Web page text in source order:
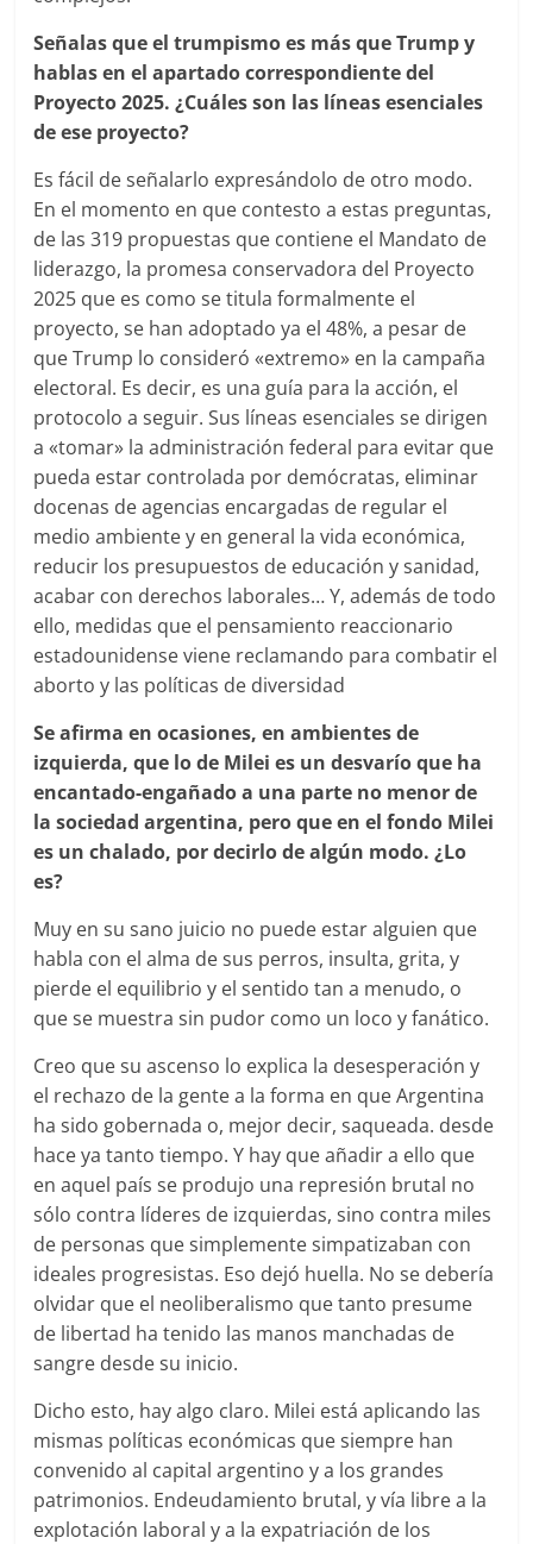
Señalas que el trumpismo es más que Trump y
hablas en el apartado correspondiente del
Proyecto 2025. ¿Cuáles son las líneas esenciales
de ese proyecto?
Es fácil de señalarlo expresándolo de otro modo.
En el momento en que contesto a estas preguntas,
de las 319 propuestas que contiene el Mandato de
liderazgo, la promesa conservadora del Proyecto
2025 que es como se titula formalmente el
proyecto, se han adoptado ya el 48%, a pesar de
que Trump lo consideró «extremo» en la campaña
electoral. Es decir, es una guía para la acción, el
protocolo a seguir. Sus líneas esenciales se dirigen
a «tomar» la administración federal para evitar que
pueda estar controlada por demócratas, eliminar
docenas de agencias encargadas de regular el
medio ambiente y en general la vida económica,
reducir los presupuestos de educación y sanidad,
acabar con derechos laborales… Y, además de todo
ello, medidas que el pensamiento reaccionario
estadounidense viene reclamando para combatir el
aborto y las políticas de diversidad
Se afirma en ocasiones, en ambientes de
izquierda, que lo de Milei es un desvarío que ha
encantado-engañado a una parte no menor de
la sociedad argentina, pero que en el fondo Milei
es un chalado, por decirlo de algún modo. ¿Lo
es?
Muy en su sano juicio no puede estar alguien que
habla con el alma de sus perros, insulta, grita, y
pierde el equilibrio y el sentido tan a menudo, o
que se muestra sin pudor como un loco y fanático.
Creo que su ascenso lo explica la desesperación y
el rechazo de la gente a la forma en que Argentina
ha sido gobernada o, mejor decir, saqueada. desde
hace ya tanto tiempo. Y hay que añadir a ello que
en aquel país se produjo una represión brutal no
sólo contra líderes de izquierdas, sino contra miles
de personas que simplemente simpatizaban con
ideales progresistas. Eso dejó huella. No se debería
olvidar que el neoliberalismo que tanto presume
de libertad ha tenido las manos manchadas de
sangre desde su inicio.
Dicho esto, hay algo claro. Milei está aplicando las
mismas políticas económicas que siempre han
convenido al capital argentino y a los grandes
patrimonios. Endeudamiento brutal, y vía libre a la
explotación laboral y a la expatriación de los